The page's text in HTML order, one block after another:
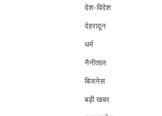
देश-विदेश
देहरादून
धर्म
नैनीताल
बिजनेस
बड़ी खबर